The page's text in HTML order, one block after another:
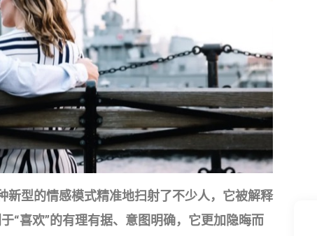
新型的情感模式精准地扫射了不少人，它被解释
“喜欢”的有理有据、意图明确，它更加隐晦而